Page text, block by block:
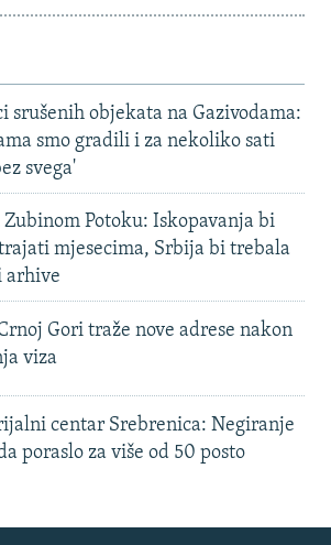
srušenih objekata na Gazivodama:
smo gradili i za nekoliko sati
svega'
Potoku: Iskopavanja bi
mjesecima, Srbija bi trebala
arhive
Gori traže nove adrese nakon
viza
centar Srebrenica: Negiranje
poraslo za više od 50 posto